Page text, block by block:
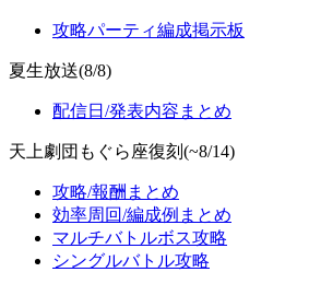
攻略パーティ編成掲示板
夏生放送(8/8)
配信日/発表内容まとめ
天上劇団もぐら座復刻(~8/14)
攻略/報酬まとめ
効率周回/編成例まとめ
マルチバトルボス攻略
シングルバトル攻略